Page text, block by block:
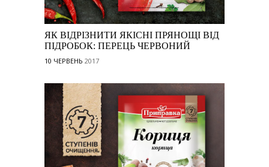
ЯК ВІДРІЗНИТИ ЯКІСНІ ПРЯНОЩІ ВІД
ПІДРОБОК: ПЕРЕЦЬ ЧЕРВОНИЙ
10 ЧЕРВЕНЬ 2017